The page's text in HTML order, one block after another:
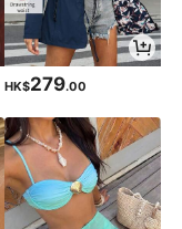
HK$279.00